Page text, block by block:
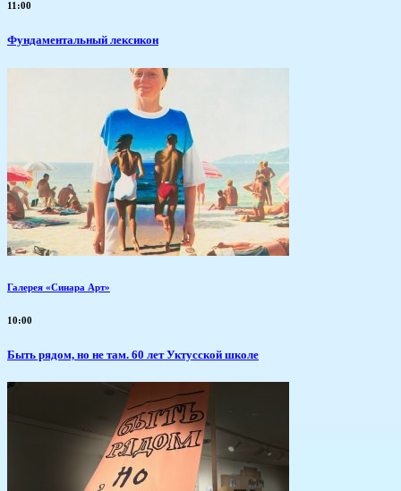
11:00
Фундаментальный лексикон
Галерея «Синара Арт»
10:00
Быть рядом, но не там. 60 лет Уктусской школе